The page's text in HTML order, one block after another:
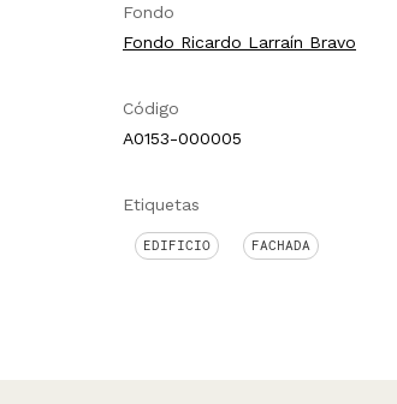
Fondo
Fondo Ricardo Larraín Bravo
Código
A0153-000005
Etiquetas
EDIFICIO FACHADA